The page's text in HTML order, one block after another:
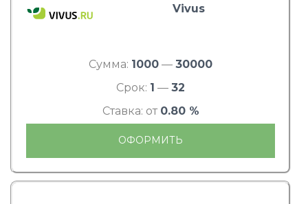
Vivus
Сумма: 1000 — 30000
Срок: 1 — 32
Ставка: от 0.80 %
ОФОРМИТЬ